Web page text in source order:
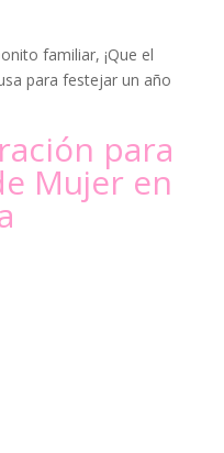
familiar, ¡Que el
para festejar un año
para
Mujer en